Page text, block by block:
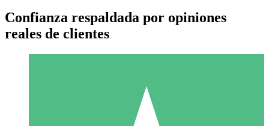
Paquetes de Créditos Individuales
Confianza respaldada por opiniones
reales de clientes